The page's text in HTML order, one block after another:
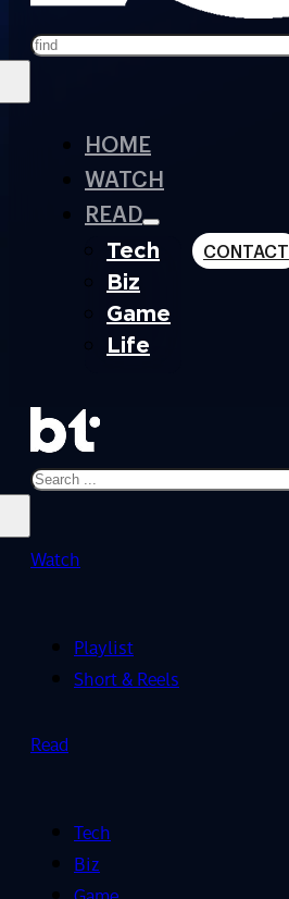
Search
HOME
WATCH
READ
Tech
Biz
Game
Life
CONTACT
Search
Watch
Playlist
Short & Reels
Read
Tech
Biz